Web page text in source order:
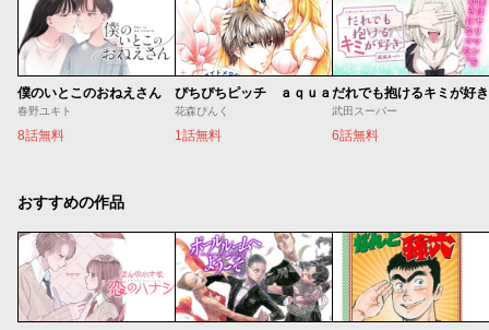
僕のいとこのおねえさん
春野ユキト
8話無料
ぴちぴちピッチ ａｑｕａ
花森ぴんく
1話無料
だれでも抱けるキミが好き
武田スーパー
6話無料
おすすめの作品